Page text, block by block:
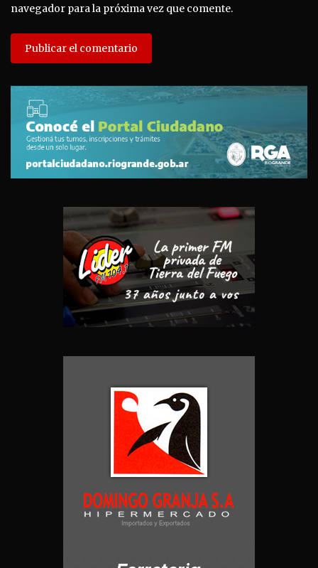
navegador para la próxima vez que comente.